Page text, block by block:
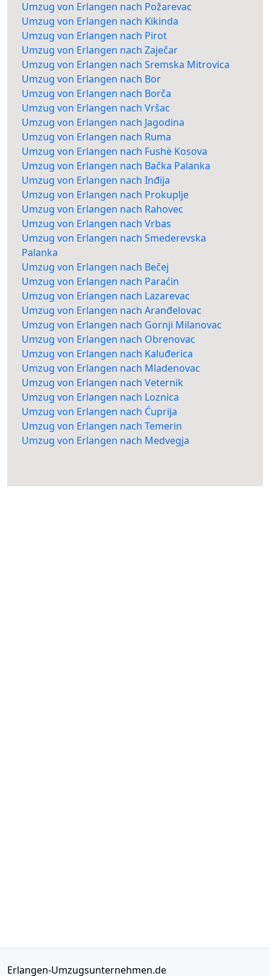
Umzug von Erlangen nach Požarevac
Umzug von Erlangen nach Kikinda
Umzug von Erlangen nach Pirot
Umzug von Erlangen nach Zaječar
Umzug von Erlangen nach Sremska Mitrovica
Umzug von Erlangen nach Bor
Umzug von Erlangen nach Borča
Umzug von Erlangen nach Vršac
Umzug von Erlangen nach Jagodina
Umzug von Erlangen nach Ruma
Umzug von Erlangen nach Fushë Kosova
Umzug von Erlangen nach Bačka Palanka
Umzug von Erlangen nach Inđija
Umzug von Erlangen nach Prokuplje
Umzug von Erlangen nach Rahovec
Umzug von Erlangen nach Vrbas
Umzug von Erlangen nach Smederevska
Palanka
Umzug von Erlangen nach Bečej
Umzug von Erlangen nach Paraćin
Umzug von Erlangen nach Lazarevac
Umzug von Erlangen nach Aranđelovac
Umzug von Erlangen nach Gornji Milanovac
Umzug von Erlangen nach Obrenovac
Umzug von Erlangen nach Kaluđerica
Umzug von Erlangen nach Mladenovac
Umzug von Erlangen nach Veternik
Umzug von Erlangen nach Loznica
Umzug von Erlangen nach Ćuprija
Umzug von Erlangen nach Temerin
Umzug von Erlangen nach Medvegja
Erlangen-Umzugsunternehmen.de